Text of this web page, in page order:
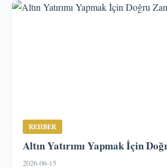
REHBER
Altın Yatırımı Yapmak İçin
2026-06-15